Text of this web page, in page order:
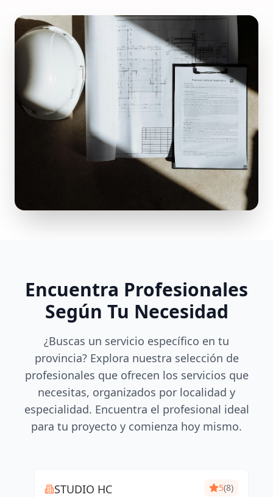
Encuentra Profesionales
Según Tu Necesidad
¿Buscas un servicio específico en tu
provincia? Explora nuestra selección de
profesionales que ofrecen los servicios que
necesitas, organizados por localidad y
especialidad. Encuentra el profesional ideal
para tu proyecto y comienza hoy mismo.
STUDIO HC 5(8)